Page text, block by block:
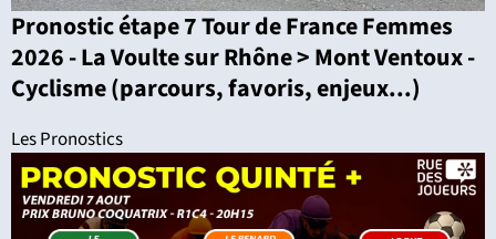
Pronostic étape 7 Tour de France Femmes
2026 - La Voulte sur Rhône > Mont Ventoux -
Cyclisme (parcours, favoris, enjeux...)
Les Pronostics